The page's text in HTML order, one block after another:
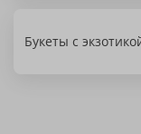
Букеты с